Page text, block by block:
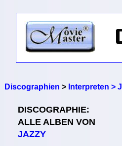
Discographien > Interpreten > J
DISCOGRAPHIE:
ALLE ALBEN VON
JAZZY